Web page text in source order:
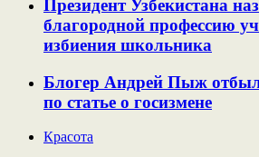
Президент Узбекистана
благородной профессию
избиения школьника
Блогер Андрей Пыж
по статье о госизмене
Красота